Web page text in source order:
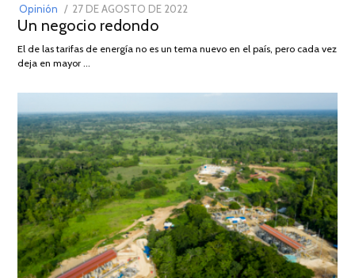
Opinión
POSTED
ON
27 DE AGOSTO DE 2022
DE
Un negocio redondo
El de las tarifas de energía no es un tema nuevo en el país, pero cada vez
deja en mayor …